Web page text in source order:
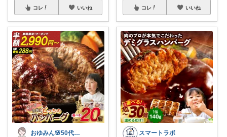
コレ いいね
おゆみん🌸50代からの快適暮らし
コレ いいね
スマートラボ